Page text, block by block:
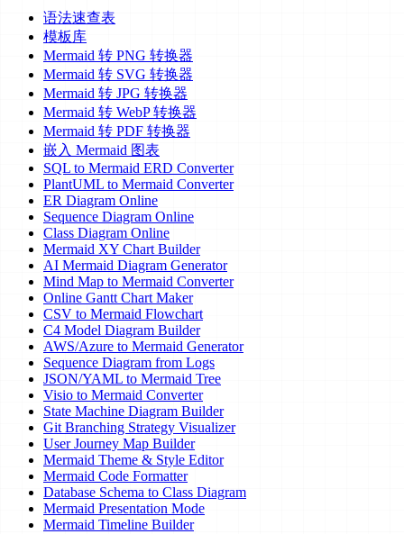
语法速查表
模板库
Mermaid 转 PNG 转换器
Mermaid 转 SVG 转换器
Mermaid 转 JPG 转换器
Mermaid 转 WebP 转换器
Mermaid 转 PDF 转换器
嵌入 Mermaid 图表
SQL to Mermaid ERD Converter
PlantUML to Mermaid Converter
ER Diagram Online
Sequence Diagram Online
Class Diagram Online
Mermaid XY Chart Builder
AI Mermaid Diagram Generator
Mind Map to Mermaid Converter
Online Gantt Chart Maker
CSV to Mermaid Flowchart
C4 Model Diagram Builder
AWS/Azure to Mermaid Generator
Sequence Diagram from Logs
JSON/YAML to Mermaid Tree
Visio to Mermaid Converter
State Machine Diagram Builder
Git Branching Strategy Visualizer
User Journey Map Builder
Mermaid Theme & Style Editor
Mermaid Code Formatter
Database Schema to Class Diagram
Mermaid Presentation Mode
Mermaid Timeline Builder